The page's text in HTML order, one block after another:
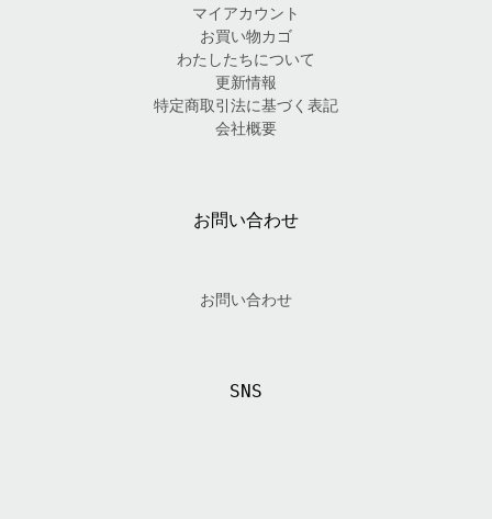
マイアカウント
お買い物カゴ
わたしたちについて
更新情報
特定商取引法に基づく表記
会社概要
お問い合わせ
お問い合わせ
SNS